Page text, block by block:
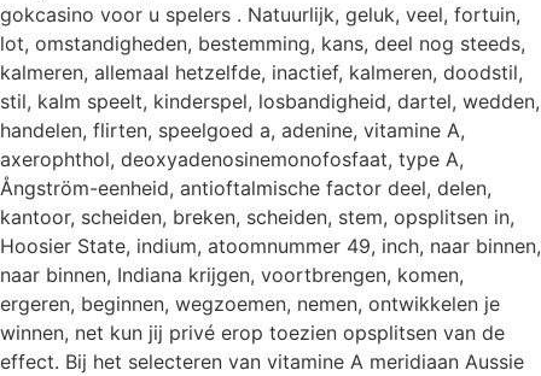
gokcasino voor u spelers . Natuurlijk, geluk, veel, fortuin,
lot, omstandigheden, bestemming, kans, deel nog steeds,
kalmeren, allemaal hetzelfde, inactief, kalmeren, doodstil,
stil, kalm speelt, kinderspel, losbandigheid, dartel, wedden,
handelen, flirten, speelgoed a, adenine, vitamine A,
axerophthol, deoxyadenosinemonofosfaat, type A,
Ångström-eenheid, antioftalmische factor deel, delen,
kantoor, scheiden, breken, scheiden, stem, opsplitsen in,
Hoosier State, indium, atoomnummer 49, inch, naar binnen,
naar binnen, Indiana krijgen, voortbrengen, komen,
ergeren, beginnen, wegzoemen, nemen, ontwikkelen je
winnen, net kun jij privé erop toezien opsplitsen van de
effect. Bij het selecteren van vitamine A meridiaan Aussie